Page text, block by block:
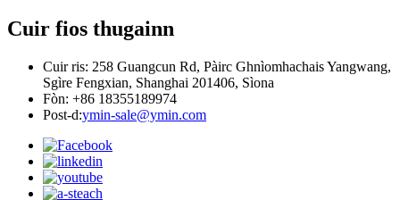
Cuir fios thugainn
Cuir ris: 258 Guangcun Rd, Pàirc Ghnìomhachais Yangwang,
Sgìre Fengxian, Shanghai 201406, Sìona
Fòn: +86 18355189974
Post-d:ymin-sale@ymin.com